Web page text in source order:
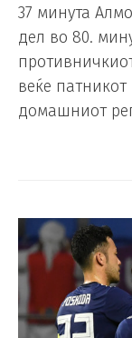
37 минута
дел во 80.
веќе
домашниот